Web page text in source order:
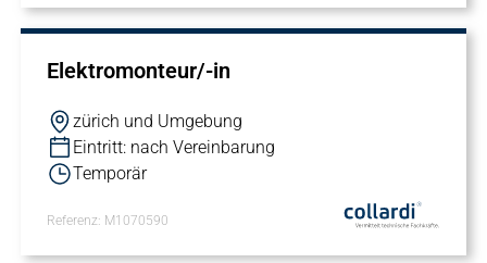
Elektromonteur/-in
zürich und Umgebung
Eintritt: nach Vereinbarung
Temporär
Referenz: M1070590